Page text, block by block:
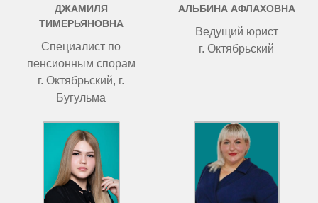
ДЖАМИЛЯ
ТИМЕРЬЯНОВНА
Специалист по
пенсионным спорам
г. Октябрьский, г.
Бугульма
АЛЬБИНА АФЛАХОВНА
Ведущий юрист
г. Октябрьский